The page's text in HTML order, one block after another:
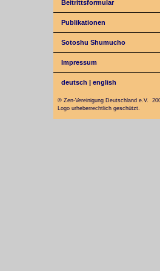
Beitrittsformular
Publikationen
Sotoshu Shumucho
Impressum
deutsch |english
© Zen-Vereinigung Deutschland e.V.
Logo urheberrechtlich geschützt.